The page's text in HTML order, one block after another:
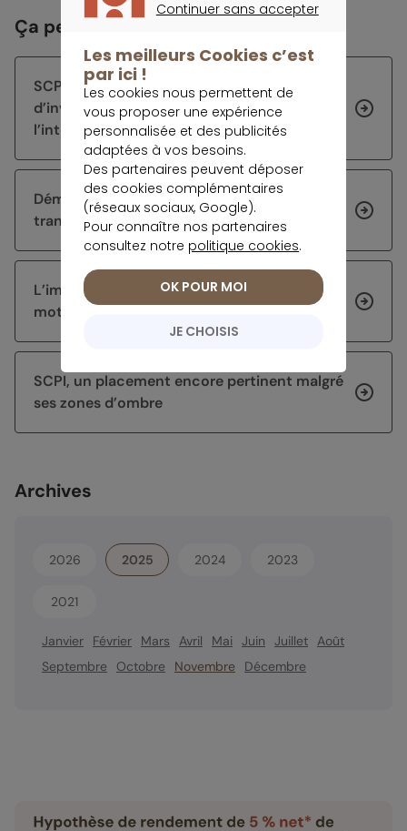
Ça peut vous intéresser
SCPI en 2026, une stratégie
d’investissement toujours tournée vers
l’international
Démembrement de SCPI : comment
transmettre son patrimoine efficacement ?
L’immobilier européen s’impose comme le
moteur de la collecte des SCPI
SCPI, un placement encore pertinent malgré
ses zones d’ombre
Archives
2026 2025 2024 2023
2021
Janvier Février Mars Avril Mai Juin Juillet Août
Septembre
Octobre Novembre Décembre
Continuer sans accepter
Les meilleurs Cookies c’est
par ici !
Les cookies nous permettent de
vous proposer une expérience
personnalisée et des publicités
adaptées à vos besoins.
Des partenaires peuvent déposer
des cookies complémentaires
(réseaux sociaux, Google).
Pour connaître nos partenaires
consultez notre politique cookies.
JE CHOISIS
OK POUR MOI